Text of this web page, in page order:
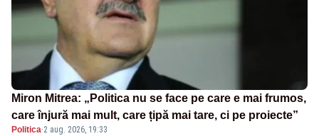
Miron Mitrea: „Politica nu se face pe care e mai frumos,
care înjură mai mult, care țipă mai tare, ci pe proiecte”
Politica·2 aug. 2026, 19:33